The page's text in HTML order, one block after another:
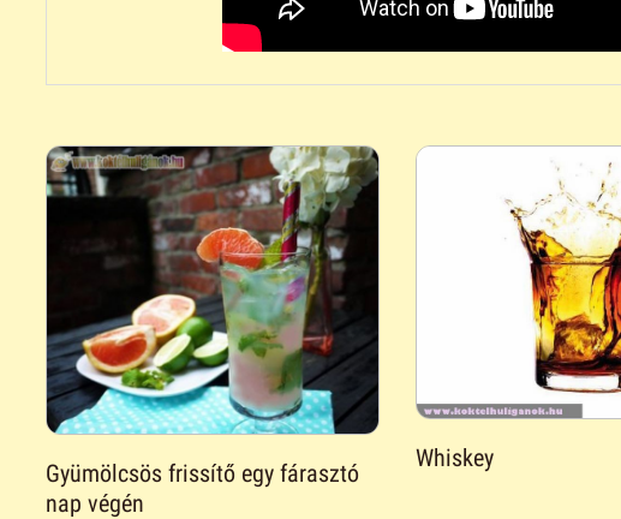
Gyümölcsös frissítő egy fárasztó
nap végén
Whiskey